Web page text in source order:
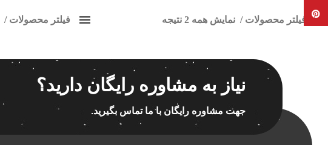
فیلتر محصولات
نمایش همه 2 نتیجه
فقط نمایش محصولات فروش فقط موجود در انبار
فیلتر محصولات
نیاز به مشاوره رایگان دارید؟
جهت مشاوره رایگان با ما تماس بگیرید.
Pinterest